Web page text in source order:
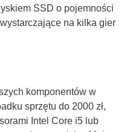
SSD o pojemności
na kilka gier
komponentów w
sprzętu do 2000 zł,
Intel Core i5 lub